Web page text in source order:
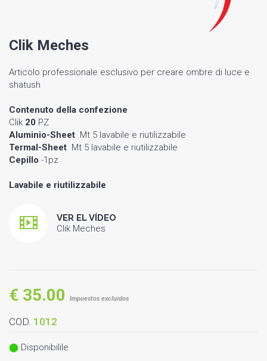
Clik Meches
Articolo professionale esclusivo per creare ombre di luce e
shatush
Contenuto della confezione
Clik 20 PZ
Aluminio-Sheet Mt 5 lavabile e riutilizzabile
Termal-Sheet Mt 5 lavabile e riutilizzabile
Cepillo -1pz
Lavabile e riutilizzabile
VER EL VÍDEO
Clik Meches
€ 35.00 Impuestos excluidos
COD. 1012
Disponibilile